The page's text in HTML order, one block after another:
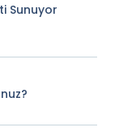
Sunuyor